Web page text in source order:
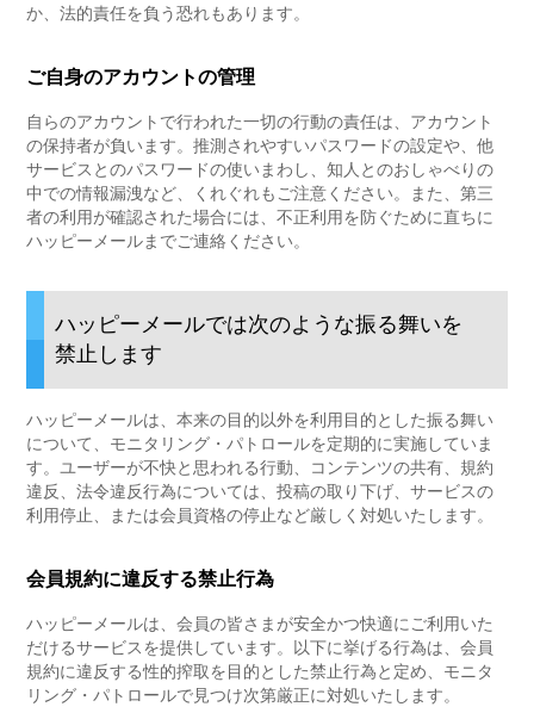
か、法的責任を負う恐れもあります。
ご自身のアカウントの管理
自らのアカウントで行われた一切の行動の責任は、アカウント
の保持者が負います。推測されやすいパスワードの設定や、他
サービスとのパスワードの使いまわし、知人とのおしゃべりの
中での情報漏洩など、くれぐれもご注意ください。また、第三
者の利用が確認された場合には、不正利用を防ぐために直ちに
ハッピーメールまでご連絡ください。
ハッピーメールでは次のような振る舞いを
禁止します
ハッピーメールは、本来の目的以外を利用目的とした振る舞い
について、モニタリング・パトロールを定期的に実施していま
す。ユーザーが不快と思われる行動、コンテンツの共有、規約
違反、法令違反行為については、投稿の取り下げ、サービスの
利用停止、または会員資格の停止など厳しく対処いたします。
会員規約に違反する禁止行為
ハッピーメールは、会員の皆さまが安全かつ快適にご利用いた
だけるサービスを提供しています。以下に挙げる行為は、会員
規約に違反する性的搾取を目的とした禁止行為と定め、モニタ
リング・パトロールで見つけ次第厳正に対処いたします。